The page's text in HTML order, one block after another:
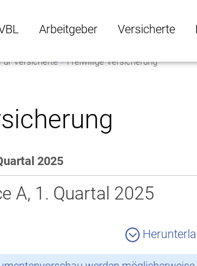
Untermenü öffnen
Arbeitgeber
Arbeitgeber Untermenü öffnen
Versicherte
Versicherte
Versicherte Freiwillige Versicherung
2025
A, 1. Quartal 2025